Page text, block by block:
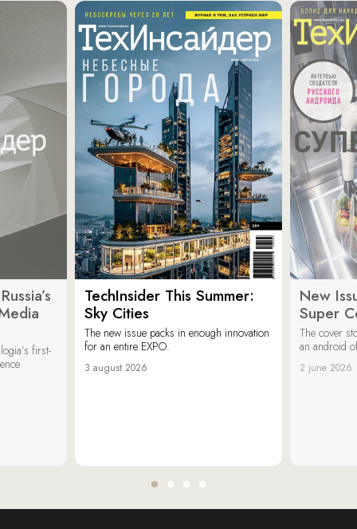
first-
TechInsider This Summer:
Sky Cities
The new issue packs in enough innovation
for an entire EXPO.
3 august 2026
New
Super
The cover
an android
2 june 2026